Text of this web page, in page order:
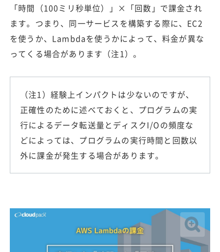
「時間（100ミリ秒単位）」×「回数」で課金され
ます。つまり、同一サービスを構築する際に、EC2
を使うか、Lambdaを使うかによって、料金が異な
ってくる場合があります（注1）。
（注1）経験上インパクトは少ないのですが、
正確性のために述べておくと、プログラムの実
行によるデータ転送量とディスクI/Oの頻度な
どによっては、プログラムの実行時間と回数以
外に課金が発生する場合があります。